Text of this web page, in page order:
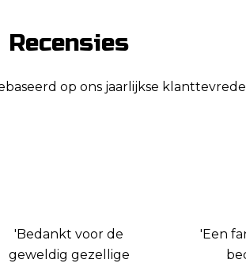
Recensies
op ons jaarlijkse
'Bedankt voor de
geweldig gezellige
'Een